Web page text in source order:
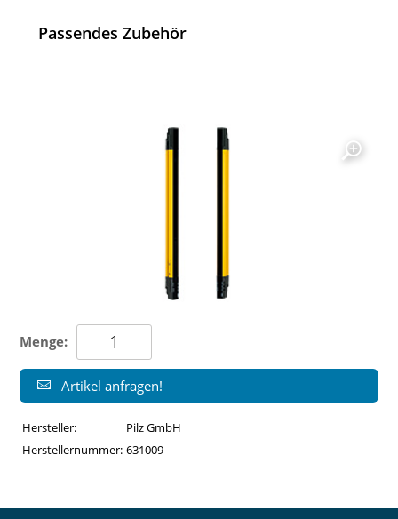
Passendes Zubehör
Menge:
Artikel anfragen!
Hersteller:
Pilz GmbH
Herstellernummer: 631009